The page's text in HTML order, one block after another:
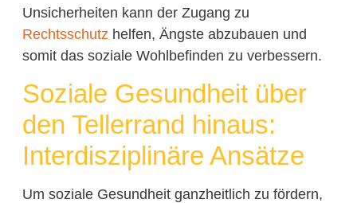
Unsicherheiten kann der Zugang zu
Rechtsschutz helfen, Ängste abzubauen und
somit das soziale Wohlbefinden zu verbessern.
Soziale Gesundheit über
den Tellerrand hinaus:
Interdisziplinäre Ansätze
Um soziale Gesundheit ganzheitlich zu fördern,